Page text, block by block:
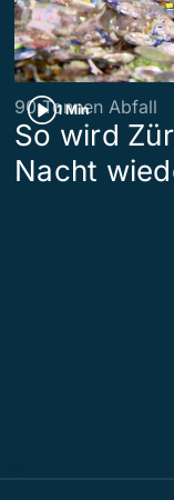
1 Min
90 Tonnen Abfall
So wird
Nacht